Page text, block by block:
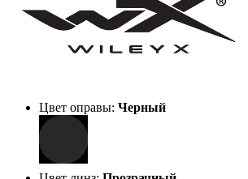
Цвет оправы: Черный